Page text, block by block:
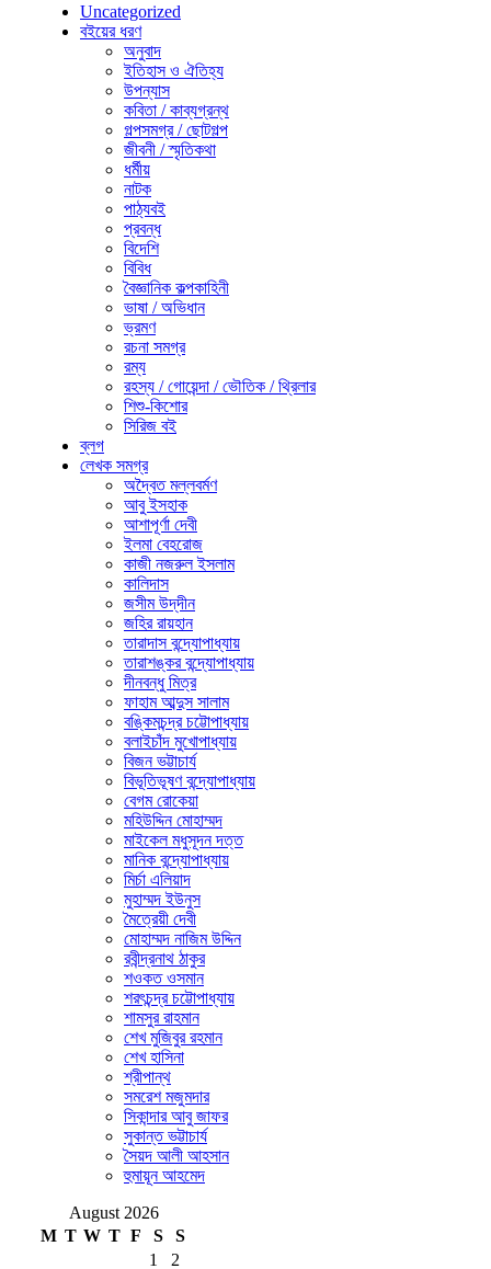
Uncategorized
বইয়ের ধরণ
অনুবাদ
ইতিহাস ও ঐতিহ্য
উপন্যাস
কবিতা / কাব্যগ্রন্থ
গল্পসমগ্র / ছোটগল্প
জীবনী / স্মৃতিকথা
ধর্মীয়
নাটক
পাঠ্যবই
প্রবন্ধ
বিদেশি
বিবিধ
বৈজ্ঞানিক কল্পকাহিনী
ভাষা / অভিধান
ভ্রমণ
রচনা সমগ্র
রম্য
রহস্য / গোয়েন্দা / ভৌতিক / থ্রিলার
শিশু-কিশোর
সিরিজ বই
ব্লগ
লেখক সমগ্র
অদ্বৈত মল্লবর্মণ
আবু ইসহাক
আশাপূর্ণা দেবী
ইলমা বেহরোজ
কাজী নজরুল ইসলাম
কালিদাস
জসীম উদ্‌দীন
জহির রায়হান
তারাদাস বন্দ্যোপাধ্যায়
তারাশঙ্কর বন্দ্যোপাধ্যায়
দীনবন্ধু মিত্র
ফাহাম আব্দুস সালাম
বঙ্কিমচন্দ্র চট্টোপাধ্যায়
বলাইচাঁদ মুখোপাধ্যায়
বিজন ভট্টাচার্য
বিভূতিভূষণ বন্দ্যোপাধ্যায়
বেগম রোকেয়া
মহিউদ্দিন মোহাম্মদ
মাইকেল মধুসূদন দত্ত
মানিক বন্দ্যোপাধ্যায়
মির্চা এলিয়াদ
মুহাম্মদ ইউনুস
মৈত্রেয়ী দেবী
মোহাম্মদ নাজিম উদ্দিন
রবীন্দ্রনাথ ঠাকুর
শওকত ওসমান
শরৎচন্দ্র চট্টোপাধ্যায়
শামসুর রাহমান
শেখ মুজিবুর রহমান
শেখ হাসিনা
শ্রীপান্থ
সমরেশ মজুমদার
সিকান্দার আবু জাফর
সুকান্ত ভট্টাচার্য
সৈয়দ আলী আহসান
হুমায়ূন আহমেদ
August 2026
M T W T F S
S
1
2